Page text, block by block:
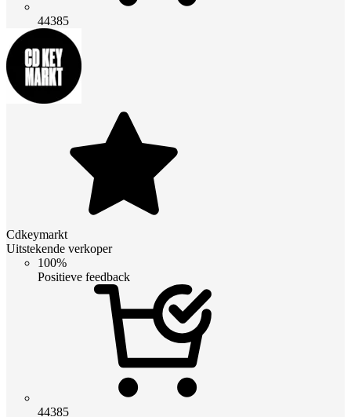
44385
Cdkeymarkt
Uitstekende verkoper
100%
Positieve feedback
44385